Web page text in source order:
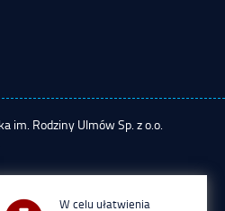
im. Rodziny Ulmów Sp. z o.o.
W celu ułatwienia